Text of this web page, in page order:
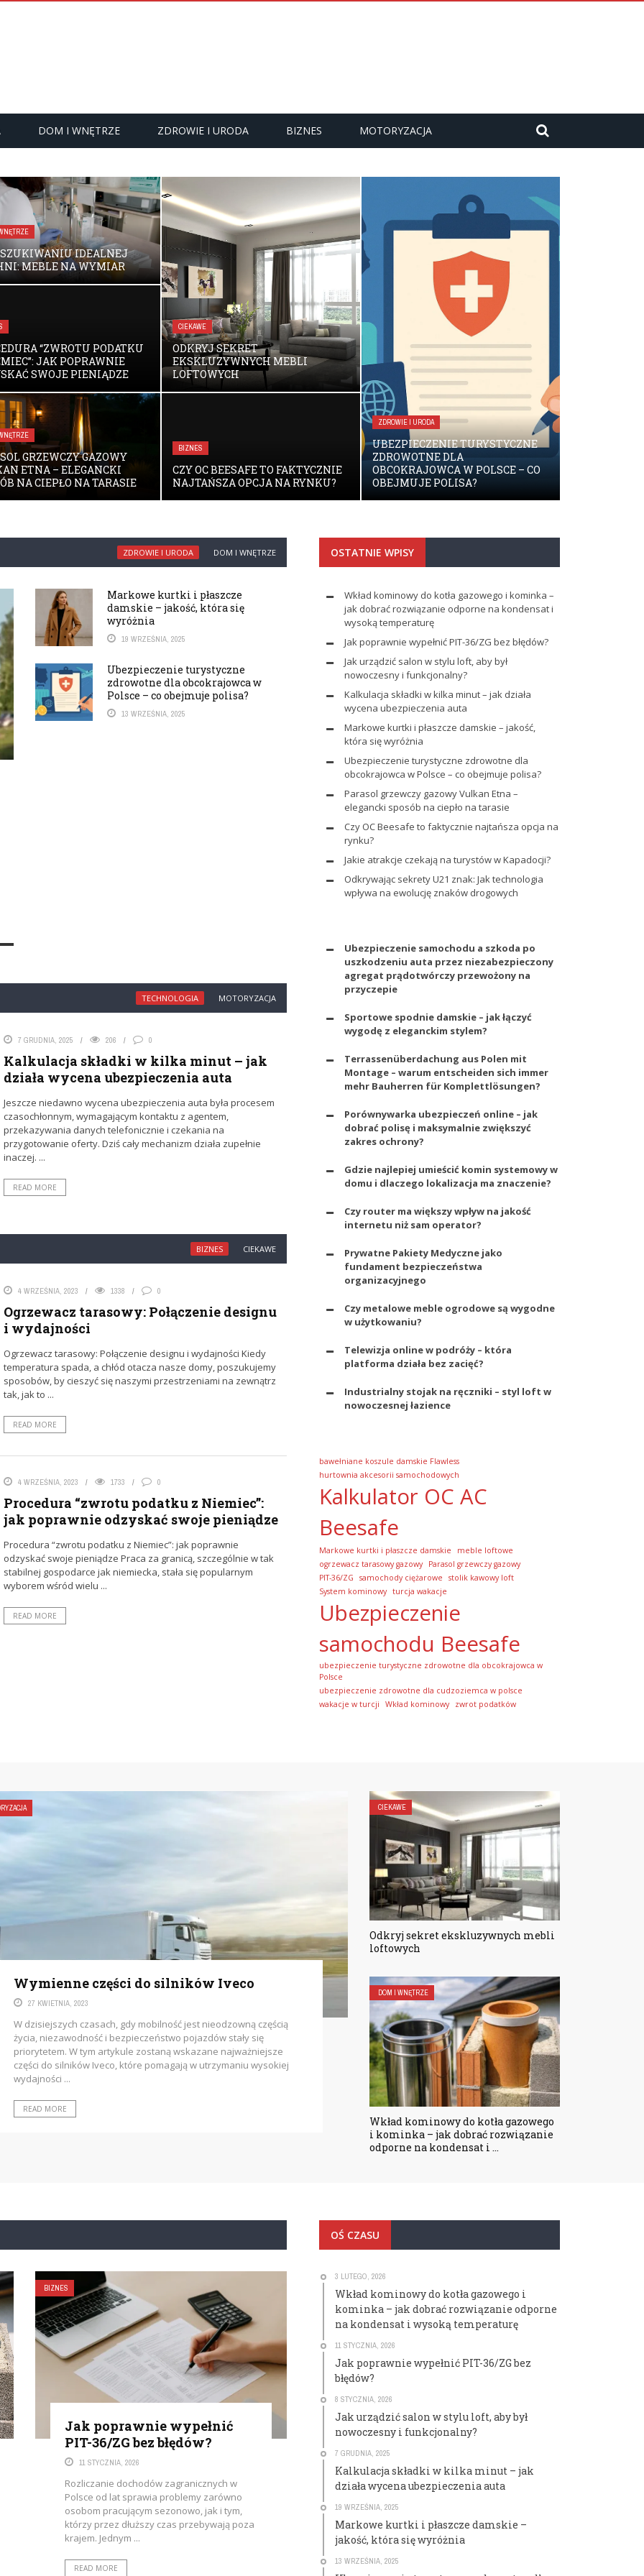
DOM I WNĘTRZE ZDROWIE I URODA BIZNES MOTORYZACJA
IDEALNEJ
MEBLE NA WYMIAR
“ZWROTU PODATKU
JAK POPRAWNIE
SWOJE PIENIĄDZE
GRZEWCZY GAZOWY
ETNA – ELEGANCKI
NA CIEPŁO NA TARASIE
CIEKAWE
ODKRYJ SEKRET
EKSKLUZYWNYCH MEBLI
LOFTOWYCH
BIZNES
CZY OC BEESAFE TO FAKTYCZNIE
NAJTAŃSZA OPCJA NA RYNKU?
ZDROWIE I URODA
UBEZPIECZENIE TURYSTYCZNE
ZDROWOTNE DLA
OBCOKRAJOWCA W POLSCE – CO
OBEJMUJE POLISA?
ZDROWIE I URODA DOM I WNĘTRZE
Markowe kurtki i płaszcze
damskie – jakość, która się
wyróżnia
19 WRZEŚNIA, 2025
Ubezpieczenie turystyczne
zdrowotne dla obcokrajowca w
Polsce – co obejmuje polisa?
13 WRZEŚNIA, 2025
TECHNOLOGIA MOTORYZACJA
7 GRUDNIA, 2025 206 0
Kalkulacja składki w kilka minut – jak
działa wycena ubezpieczenia auta
Jeszcze niedawno wycena ubezpieczenia auta była procesem
czasochłonnym, wymagającym kontaktu z agentem,
przekazywania danych telefonicznie i czekania na
przygotowanie oferty. Dziś cały mechanizm działa zupełnie
inaczej. ...
READ MORE
BIZNES CIEKAWE
4 WRZEŚNIA, 2023 1338 0
Ogrzewacz tarasowy: Połączenie designu
i wydajności
Ogrzewacz tarasowy: Połączenie designu i wydajności Kiedy
temperatura spada, a chłód otacza nasze domy, poszukujemy
sposobów, by cieszyć się naszymi przestrzeniami na zewnątrz
tak, jak to ...
READ MORE
4 WRZEŚNIA, 2023 1733 0
Procedura “zwrotu podatku z Niemiec”:
jak poprawnie odzyskać swoje pieniądze
Procedura “zwrotu podatku z Niemiec”: jak poprawnie
odzyskać swoje pieniądze Praca za granicą, szczególnie w tak
stabilnej gospodarce jak niemiecka, stała się popularnym
wyborem wśród wielu ...
READ MORE
OSTATNIE WPISY
Wkład kominowy do kotła gazowego i kominka –
jak dobrać rozwiązanie odporne na kondensat i
wysoką temperaturę
Jak poprawnie wypełnić PIT-36/ZG bez błędów?
Jak urządzić salon w stylu loft, aby był
nowoczesny i funkcjonalny?
Kalkulacja składki w kilka minut – jak działa
wycena ubezpieczenia auta
Markowe kurtki i płaszcze damskie – jakość,
która się wyróżnia
Ubezpieczenie turystyczne zdrowotne dla
obcokrajowca w Polsce – co obejmuje polisa?
Parasol grzewczy gazowy Vulkan Etna –
elegancki sposób na ciepło na tarasie
Czy OC Beesafe to faktycznie najtańsza opcja na
rynku?
Jakie atrakcje czekają na turystów w Kapadocji?
Odkrywając sekrety U21 znak: Jak technologia
wpływa na ewolucję znaków drogowych
Ubezpieczenie samochodu a szkoda po
uszkodzeniu auta przez niezabezpieczony
agregat prądotwórczy przewożony na
przyczepie
Sportowe spodnie damskie – jak łączyć
wygodę z eleganckim stylem?
Terrassenüberdachung aus Polen mit
Montage – warum entscheiden sich immer
mehr Bauherren für Komplettlösungen?
Porównywarka ubezpieczeń online – jak
dobrać polisę i maksymalnie zwiększyć
zakres ochrony?
Gdzie najlepiej umieścić komin systemowy w
domu i dlaczego lokalizacja ma znaczenie?
Czy router ma większy wpływ na jakość
internetu niż sam operator?
Prywatne Pakiety Medyczne jako
fundament bezpieczeństwa
organizacyjnego
Czy metalowe meble ogrodowe są wygodne
w użytkowaniu?
Telewizja online w podróży – która
platforma działa bez zacięć?
Industrialny stojak na ręczniki – styl loft w
nowoczesnej łazience
bawełniane koszule damskie Flawless
hurtownia akcesorii samochodowych
Kalkulator OC AC
Beesafe
Markowe kurtki i płaszcze damskie
meble loftowe
ogrzewacz tarasowy gazowy
Parasol grzewczy gazowy
PIT-36/ZG
samochody ciężarowe
stolik kawowy loft
System kominowy turcja wakacje
Ubezpieczenie
samochodu Beesafe
ubezpieczenie turystyczne zdrowotne dla obcokrajowca w
Polsce
ubezpieczenie zdrowotne dla cudzoziemca w polsce
wakacje w turcji
Wkład kominowy zwrot podatków
Wymienne części do silników Iveco
27 KWIETNIA, 2023
W dzisiejszych czasach, gdy mobilność jest nieodzowną częścią
życia, niezawodność i bezpieczeństwo pojazdów stały się
priorytetem. W tym artykule zostaną wskazane najważniejsze
części do silników Iveco, które pomagają w utrzymaniu wysokiej
wydajności ...
READ MORE
ZDROWIE I URODA
14 WRZEŚNIA, 2023
Ubezpieczenie NNW: Ochrona na każdy wypadek Nie
przewidzieć wszystkiego, co spotka nas w życiu. Ale
tego przygotować. Ubezpieczenie NNW to twoja osobista
przed nieprzewidzianymi zdarzeniami. Zrozumieć
READ MORE
CIEKAWE
Odkryj sekret ekskluzywnych mebli
loftowych
DOM I WNĘTRZE
Wkład kominowy do kotła gazowego
i kominka – jak dobrać rozwiązanie
odporne na kondensat i ...
BIZNES
Jak poprawnie wypełnić
PIT-36/ZG bez błędów?
11 STYCZNIA, 2026
Rozliczanie dochodów zagranicznych w
Polsce od lat sprawia problemy zarówno
osobom pracującym sezonowo, jak i tym,
którzy przez dłuższy czas przebywają poza
krajem. Jednym ...
READ MORE
OŚ CZASU
3 LUTEGO, 2026
Wkład kominowy do kotła gazowego i
kominka – jak dobrać rozwiązanie odporne
na kondensat i wysoką temperaturę
11 STYCZNIA, 2026
Jak poprawnie wypełnić PIT-36/ZG bez
błędów?
8 STYCZNIA, 2026
Jak urządzić salon w stylu loft, aby był
nowoczesny i funkcjonalny?
7 GRUDNIA, 2025
Kalkulacja składki w kilka minut – jak
działa wycena ubezpieczenia auta
19 WRZEŚNIA, 2025
Markowe kurtki i płaszcze damskie –
jakość, która się wyróżnia
13 WRZEŚNIA, 2025